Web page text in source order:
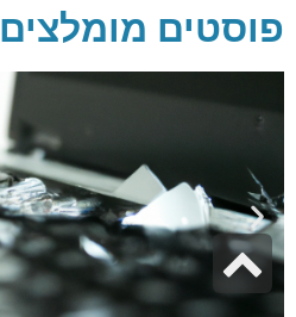
פוסטים מומלצים
גלילה
לראש